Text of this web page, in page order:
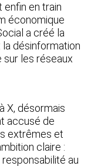
enfin en train
économique
a créé la
désinformation
les réseaux
X, désormais
accusé de
extrêmes et
claire :
au